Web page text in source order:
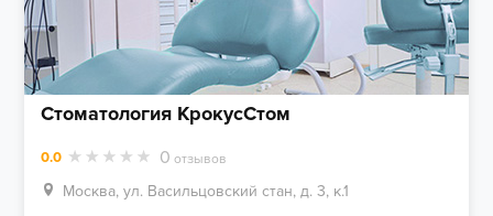
Стоматология КрокусСтом
0.0 0 отзывов
Москва, ул. Васильцовский стан, д. 3, к.1